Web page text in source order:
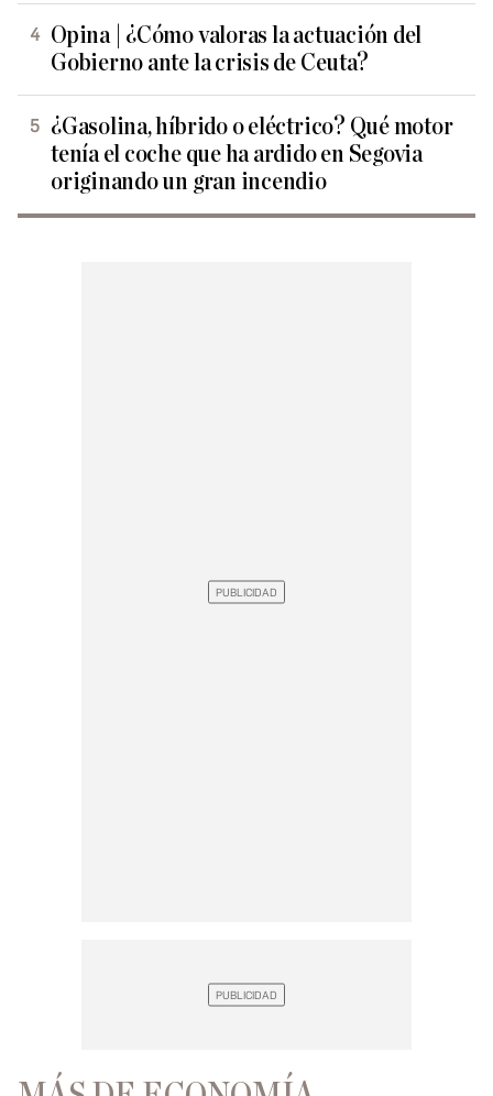
Opina | ¿Cómo valoras la actuación del
Gobierno ante la crisis de Ceuta?
¿Gasolina, híbrido o eléctrico? Qué motor
tenía el coche que ha ardido en Segovia
originando un gran incendio